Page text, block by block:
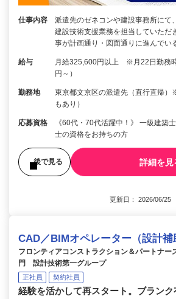
仕事内容
派遣先のゼネコンや建設事務所にて
建設技術支援業務を担当していただ
事が計画通り・図面通りに進んで
給与
月給325,600円以上 ※月22日勤務
円～）
勤務地
東京都文京区の派遣先（直行直帰
もあり）
応募資格
《60代・70代活躍中！》 一級建築
士の資格をお持ちの方
後で見る 詳細を見
更新日： 2026/06/
CAD／BIMオペレーター（設計補
フロンティアコンストラクション＆パートナ
門 設計技術第一グループ
正社員 契約社員
経験を活かして再スタート。ブランク